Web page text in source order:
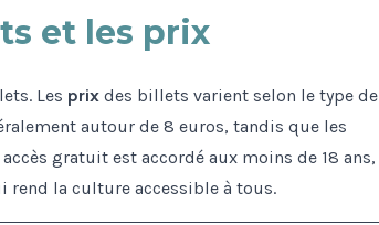
et les prix
Les prix des billets varient selon le type de
autour de 8 euros, tandis que les
gratuit est accordé aux moins de 18 ans,
rend la culture accessible à tous.